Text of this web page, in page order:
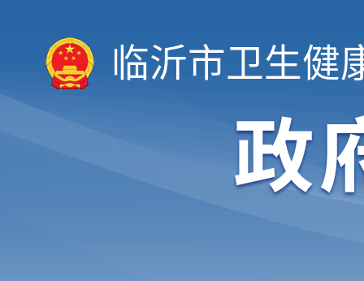
临沂市卫生健